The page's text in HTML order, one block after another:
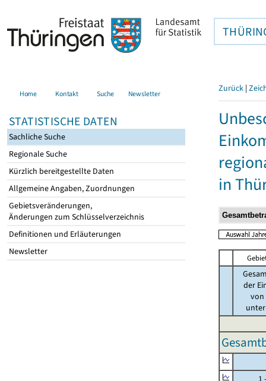
Home Kontakt Suche Newsletter
STATISTISCHE DATEN
Sachliche Suche
Regionale Suche
Kürzlich bereitgestellte Daten
Allgemeine Angaben, Zuordnungen
Gebietsveränderungen,
Änderungen zum Schlüsselverzeichnis
Definitionen und Erläuterungen
Newsletter
Zurück |
in
der
von
unter